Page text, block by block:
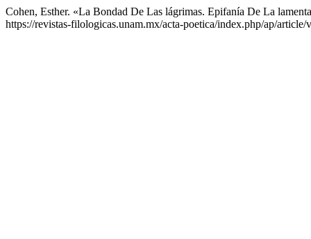
Cohen, Esther. «La Bondad De Las lágrimas. Epifanía De La
https://revistas-filologicas.unam.mx/acta-poetica/index.php/ap/article/